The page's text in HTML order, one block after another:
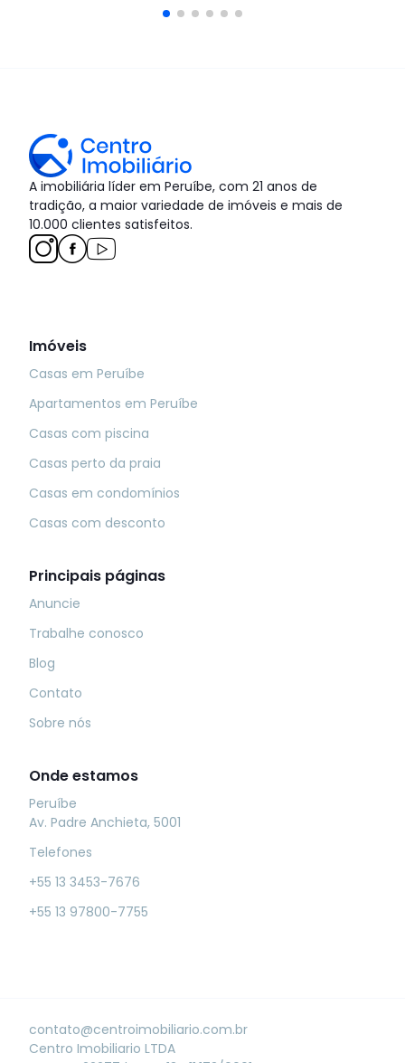
A imobiliária líder em Peruíbe, com 21 anos de
tradição, a maior variedade de imóveis e mais de
10.000 clientes satisfeitos.
Imóveis
Casas em Peruíbe
Apartamentos em Peruíbe
Casas com piscina
Casas perto da praia
Casas em condomínios
Casas com desconto
Principais páginas
Anuncie
Trabalhe conosco
Blog
Contato
Sobre nós
Onde estamos
Peruíbe
Av. Padre Anchieta, 5001
Telefones
+55 13 3453-7676
+55 13 97800-7755
Centro Imobiliario LTDA
contato@centroimobiliario.com.br